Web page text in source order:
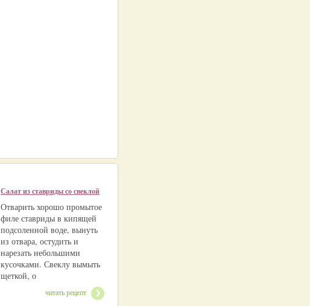
Салат из ставриды со свеклой
Отварить хорошо промытое
филе ставриды в кипящей
подсоленной воде, вынуть
из отвара, остудить и
нарезать небольшими
кусочками. Свеклу вымыть
щеткой, о
читать рецепт